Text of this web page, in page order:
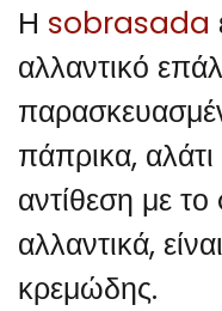
Η sobrasada
αλλαντικό
πάπρικα,
αντίθεση με
αλλαντικά,
κρεμώδης.